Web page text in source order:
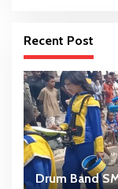
Recent Post
Drum Band